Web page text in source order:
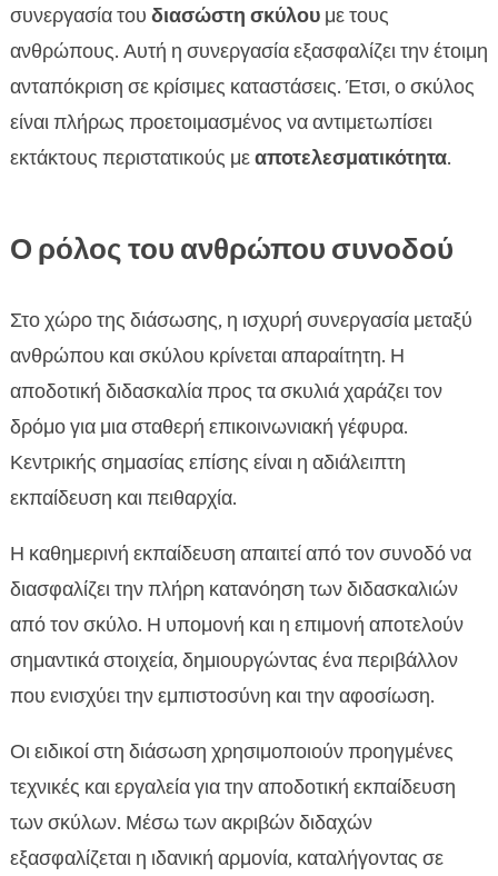
συνεργασία του διασώστη σκύλουμε τους
ανθρώπους. Αυτή η συνεργασία εξασφαλίζει την έτοιμη
ανταπόκριση σε κρίσιμες καταστάσεις. Έτσι, ο σκύλος
είναι πλήρως προετοιμασμένος να αντιμετωπίσει
εκτάκτους περιστατικούς μεαποτελεσματικότητα.
Ο ρόλος του ανθρώπου συνοδού
Στο χώρο της διάσωσης, η ισχυρή συνεργασία μεταξύ
ανθρώπου και σκύλου κρίνεται απαραίτητη. Η
αποδοτική διδασκαλία προς τα σκυλιά χαράζει τον
δρόμο για μια σταθερή επικοινωνιακή γέφυρα.
Κεντρικής σημασίας επίσης είναι η αδιάλειπτη
εκπαίδευση και πειθαρχία.
Η καθημερινή εκπαίδευση απαιτεί από τον συνοδό να
διασφαλίζει την πλήρη κατανόηση των διδασκαλιών
από τον σκύλο. Η υπομονή και η επιμονή αποτελούν
σημαντικά στοιχεία, δημιουργώντας ένα περιβάλλον
που ενισχύει την εμπιστοσύνη και την αφοσίωση.
Οι ειδικοί στη διάσωση χρησιμοποιούν προηγμένες
τεχνικές και εργαλεία για την αποδοτική εκπαίδευση
των σκύλων. Μέσω των ακριβών διδαχών
εξασφαλίζεται η ιδανική αρμονία, καταλήγοντας σε